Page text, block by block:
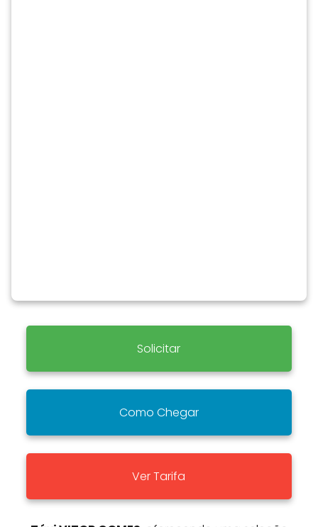
Solicitar
Como Chegar
Ver Tarifa